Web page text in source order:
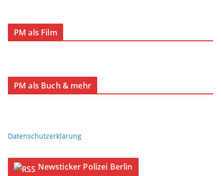
PM als Film
PM als Buch & mehr
Datenschutzerklärung
Newsticker Polizei Berlin